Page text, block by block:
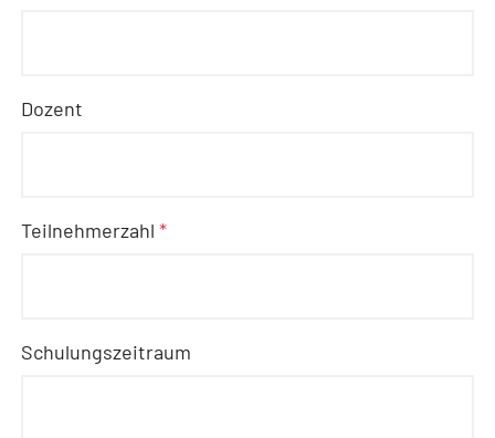
Dozent
Teilnehmerzahl*
Schulungszeitraum